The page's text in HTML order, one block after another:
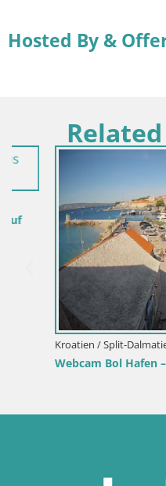
Hosted By &
Kroatien / Split-Dalmatien / Bol
Webcam Bol Hafen –